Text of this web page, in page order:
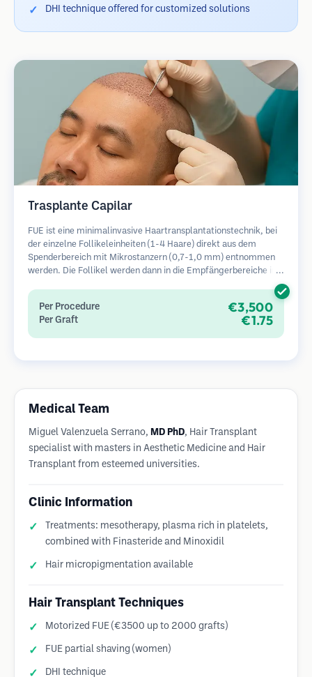
DHI technique offered for customized solutions
Trasplante Capilar
FUE ist eine minimalinvasive Haartransplantationstechnik, bei
der einzelne Follikeleinheiten (1-4 Haare) direkt aus dem
Spenderbereich mit Mikrostanzern (0,7-1,0 mm) entnommen
werden. Die Follikel werden dann in die Empfängerbereiche in
kaum sichtbare Narben und ermöglicht eine schnellere Heilung
im Vergleich zu Streifenentnahmemethoden.
Per Procedure €3,500
Per Graft €1.75
Medical Team
Miguel Valenzuela Serrano, MD PhD, Hair Transplant
specialist with masters in Aesthetic Medicine and Hair
Transplant from esteemed universities.
Clinic Information
Treatments: mesotherapy, plasma rich in platelets,
combined with Finasteride and Minoxidil
Hair micropigmentation available
Hair Transplant Techniques
Motorized FUE (€3500 up to 2000 grafts)
FUE partial shaving (women)
DHI technique